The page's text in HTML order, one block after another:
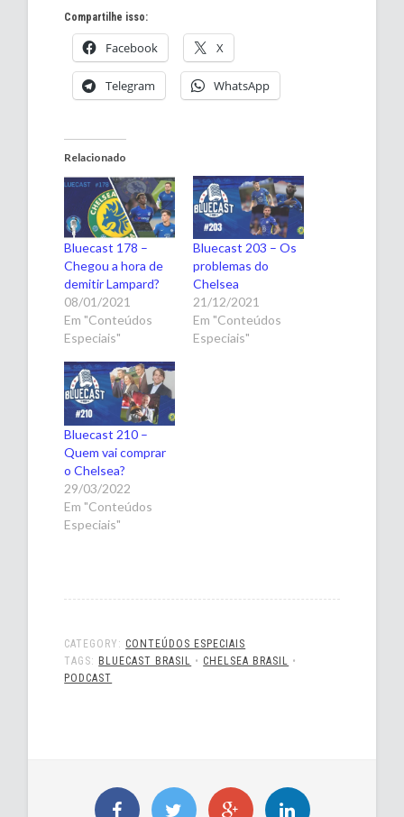
Compartilhe isso:
Facebook X
Telegram WhatsApp
Relacionado
Bluecast 178 –
Chegou a hora de
demitir Lampard?
08/01/2021
Em "Conteúdos
Especiais"
Bluecast 203 – Os
problemas do
Chelsea
21/12/2021
Em "Conteúdos
Especiais"
Bluecast 210 –
Quem vai comprar
o Chelsea?
29/03/2022
Em "Conteúdos
Especiais"
CATEGORY: CONTEÚDOS ESPECIAIS
TAGS: BLUECAST BRASIL • CHELSEA BRASIL
•
PODCAST